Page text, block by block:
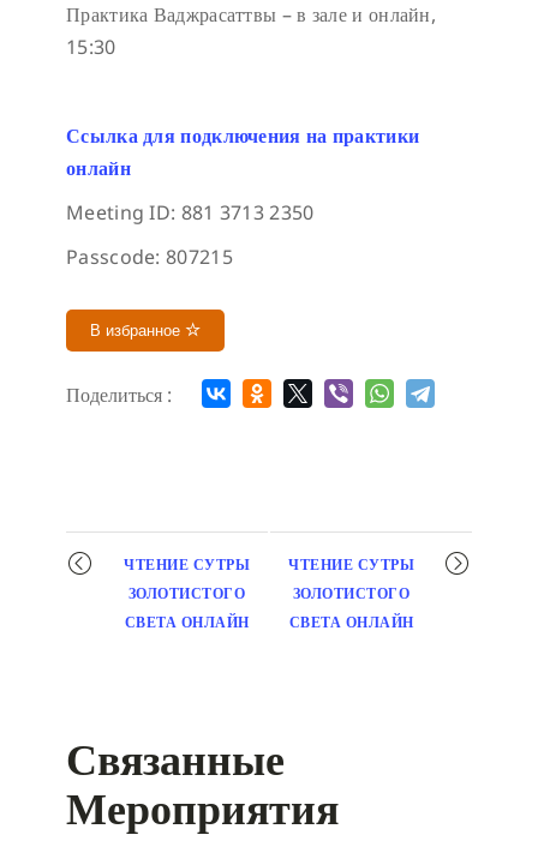
Практика Ваджрасаттвы – в зале и онлайн,
15:30
Ссылка для подключения на практики
онлайн
Meeting ID: 881 3713 2350
Passcode: 807215
В избранное
Поделиться :
Мероприятие
навигация
ЧТЕНИЕ СУТРЫ
ЗОЛОТИСТОГО
СВЕТА ОНЛАЙН
ЧТЕНИЕ СУТРЫ
ЗОЛОТИСТОГО
СВЕТА ОНЛАЙН
Связанные
Мероприятия